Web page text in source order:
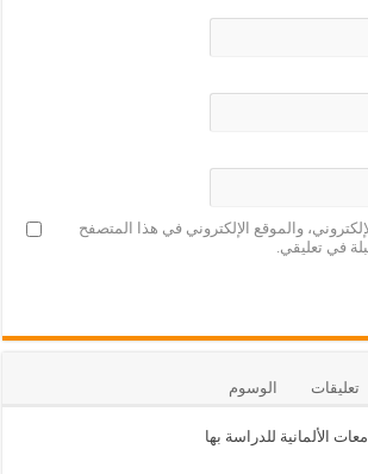
والموقع الإلكتروني في هذا المتصفح
في تعليقي.
تعليقات الوسوم
الألمانية للدراسة بها